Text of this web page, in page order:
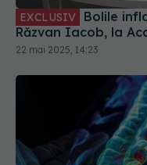
EXCLUSIV
Răzvan Iacob, la
22 mai 2025, 14:23